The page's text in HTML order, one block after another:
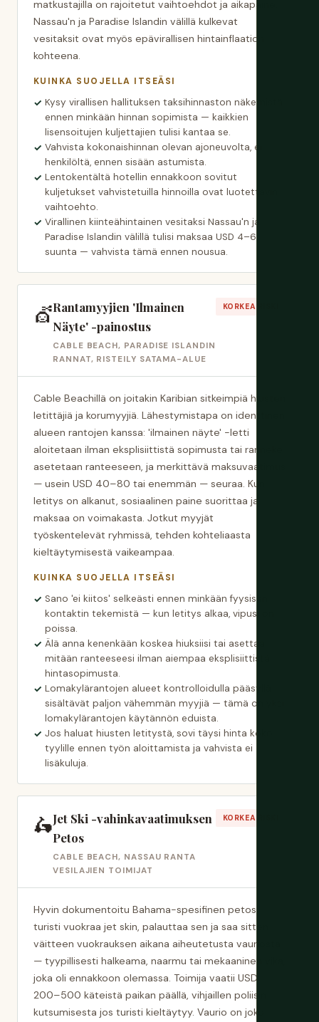
matkustajilla on rajoitetut vaihtoehdot ja aikapaine.
Nassau'n ja Paradise Islandin välillä kulkevat
vesitaksit ovat myös epävirallisen hintainflaation
kohteena.
KUINKA SUOJELLA ITSEÄSI
Kysy virallisen hallituksen taksihinnaston näkemistä
ennen minkään hinnan sopimista — kaikkien
lisensoitujen kuljettajien tulisi kantaa se.
Vahvista kokonaishinnan olevan ajoneuvolta, ei
henkilöltä, ennen sisään astumista.
Lentokentältä hotellin ennakkoon sovitut
kuljetukset vahvistetuilla hinnoilla ovat luotettavin
vaihtoehto.
Virallinen kiinteähintainen vesitaksi Nassau'n ja
Paradise Islandin välillä tulisi maksaa USD 4–6
suunta — vahvista tämä ennen nousua.
💇Rantamyyjien 'Ilmainen
Näyte' -painostus
CABLE BEACH, PARADISE ISLANDIN
RANNAT, RISTEILY SATAMA-ALUE
KORKEA RISKI
Cable Beachillä on joitakin Karibian sitkeimpiä hiusten
letittäjiä ja korumyyjiä. Lähestymistapa on identtinen
alueen rantojen kanssa: 'ilmainen näyte' -letti
aloitetaan ilman eksplisiittistä sopimusta tai ranneke
asetetaan ranteeseen, ja merkittävä maksuvaatimus
— usein USD 40–80 tai enemmän — seuraa. Kun
letitys on alkanut, sosiaalinen paine suorittaa ja
maksaa on voimakasta. Jotkut myyjät
työskentelevät ryhmissä, tehden kohteliaasta
kieltäytymisestä vaikeampaa.
KUINKA SUOJELLA ITSEÄSI
Sano 'ei kiitos' selkeästi ennen minkään fyysisen
kontaktin tekemistä — kun letitys alkaa, vipusi on
poissa.
Älä anna kenenkään koskea hiuksiisi tai asettaa
mitään ranteeseesi ilman aiempaa eksplisiittistä
hintasopimusta.
Lomakylärantojen alueet kontrolloidulla pääsyllä
sisältävät paljon vähemmän myyjiä — tämä on yksi
lomakylärantojen käytännön eduista.
Jos haluat hiusten letitystä, sovi täysi hinta koko
tyylille ennen työn aloittamista ja vahvista ei
lisäkuluja.
🛵Jet Ski -vahinkavaatimuksen
Petos
CABLE BEACH, NASSAU RANTA
VESILAJIEN TOIMIJAT
KORKEA RISKI
Hyvin dokumentoitu Bahama-spesifinen petos:
turisti vuokraa jet skin, palauttaa sen ja saa sitten
väitteen vuokrauksen aikana aiheutetusta vauriosta
— tyypillisesti halkeama, naarmu tai mekaaninen vika,
joka oli ennakkoon olemassa. Toimija vaatii USD
200–500 käteistä paikan päällä, vihjaillen poliisin
kutsumisesta jos turisti kieltäytyy. Vaurio on joko